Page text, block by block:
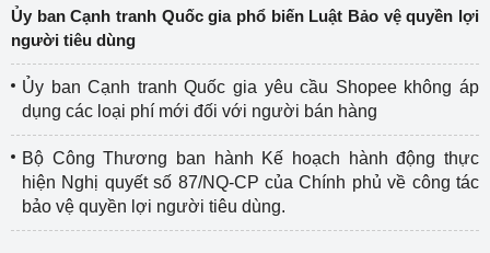
Ủy ban Cạnh tranh Quốc gia phổ biến Luật Bảo vệ quyền lợi
người tiêu dùng
Ủy ban Cạnh tranh Quốc gia yêu cầu Shopee không áp
dụng các loại phí mới đối với người bán hàng
Bộ Công Thương ban hành Kế hoạch hành động thực
hiện Nghị quyết số 87/NQ-CP của Chính phủ về công tác
bảo vệ quyền lợi người tiêu dùng.